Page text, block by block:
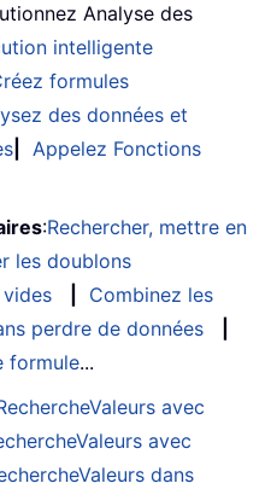
Analyse des
intelligente
formules
des données et
Appelez Fonctions
:Rechercher, mettre en
les doublons
Combinez les
perdre de données
formule...
avec
avec
dans